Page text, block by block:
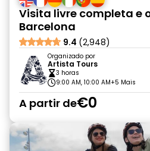
Visita livre completa e
Barcelona
9.4 (2,948)
Organizado por
Artista Tours
3 horas
9:00 AM, 10:00 AM+5 Mais
A partir de€0